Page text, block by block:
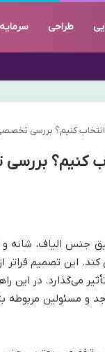
طراحی سرمایه
کنیم؟ بررسی
کنیم؟
جنس الیاف، شانه و
کند. این تصمیم
می‌گذارد. در این
مسئولین مربوطه